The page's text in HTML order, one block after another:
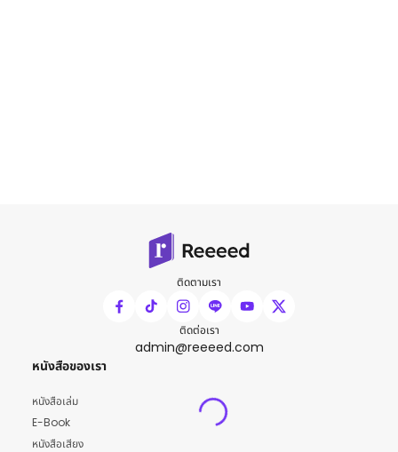
ติดตามเรา
ติดต่อเรา
admin@reeeed.com
หนังสือของเรา
หนังสือเล่ม
E-Book
หนังสือเสียง